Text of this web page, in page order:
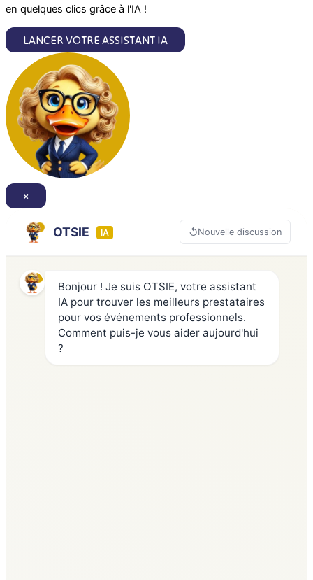
en quelques clics grâce à l'IA !
LANCER VOTRE ASSISTANT IA
×